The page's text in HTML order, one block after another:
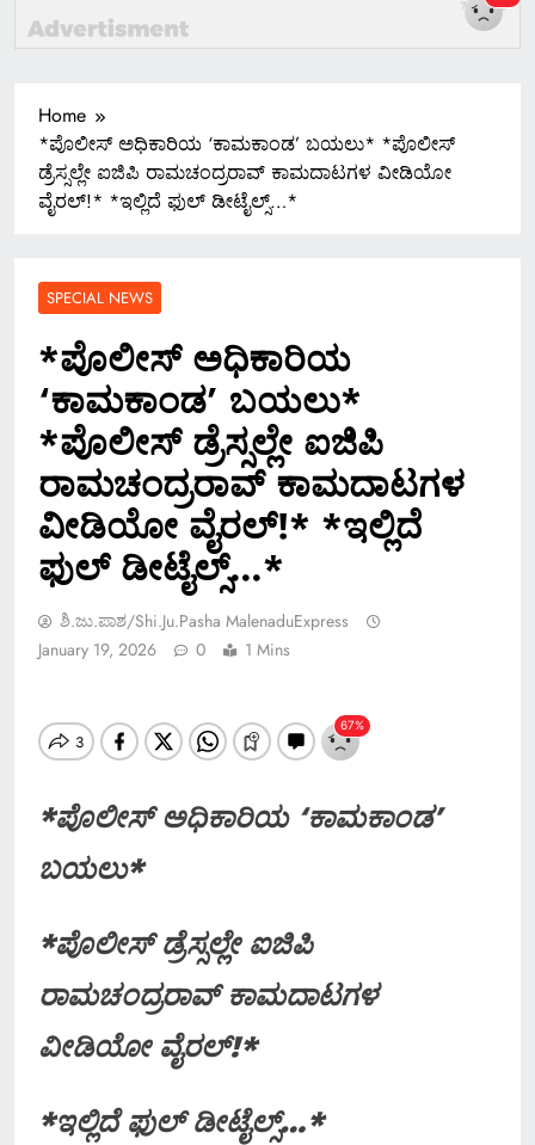
Home
*ಪೊಲೀಸ್ ಅಧಿಕಾರಿಯ ‘ಕಾಮಕಾಂಡ’ ಬಯಲು* *ಪೊಲೀಸ್
ಡ್ರೆಸ್ಸಲ್ಲೇ ಐಜಿಪಿ ರಾಮಚಂದ್ರರಾವ್ ಕಾಮದಾಟಗಳ ವೀಡಿಯೋ
ವೈರಲ್!* *ಇಲ್ಲಿದೆ ಫುಲ್ ಡೀಟೈಲ್ಸ್…*
SPECIAL NEWS
*ಪೊಲೀಸ್ ಅಧಿಕಾರಿಯ
‘ಕಾಮಕಾಂಡ’ ಬಯಲು*
*ಪೊಲೀಸ್ ಡ್ರೆಸ್ಸಲ್ಲೇ ಐಜಿಪಿ
ರಾಮಚಂದ್ರರಾವ್ ಕಾಮದಾಟಗಳ
ವೀಡಿಯೋ ವೈರಲ್!* *ಇಲ್ಲಿದೆ
ಫುಲ್ ಡೀಟೈಲ್ಸ್…*
ಶಿ.ಜು.ಪಾಶ/Shi.ju.pasha MalenaduExpress
January 19, 2026
0 1 Mins
*ಪೊಲೀಸ್ ಅಧಿಕಾರಿಯ ‘ಕಾಮಕಾಂಡ’
ಬಯಲು*
*ಪೊಲೀಸ್ ಡ್ರೆಸ್ಸಲ್ಲೇ ಐಜಿಪಿ
ರಾಮಚಂದ್ರರಾವ್ ಕಾಮದಾಟಗಳ
ವೀಡಿಯೋ ವೈರಲ್!*
*ಇಲ್ಲಿದೆ ಫುಲ್ ಡೀಟೈಲ್ಸ್…*